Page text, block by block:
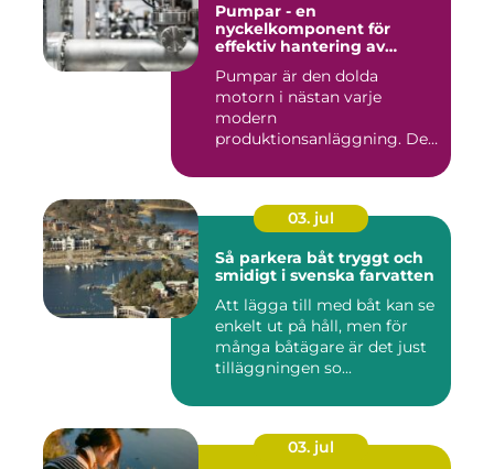
Pumpar - en
nyckelkomponent för
effektiv hantering av
Pumpar är den dolda
motorn i nästan varje
modern
produktionsanläggning. De
03. jul
Så parkera båt tryggt och
smidigt i svenska farvatten
Att lägga till med båt kan se
enkelt ut på håll, men för
många båtägare är det just
tilläggningen so...
03. jul